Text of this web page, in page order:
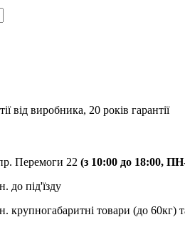
від виробника, 20 років гарантії
Перемоги 22 (з 10:00 до 18:00,
до під'їзду
крупногабаритні товари (до 60кг)